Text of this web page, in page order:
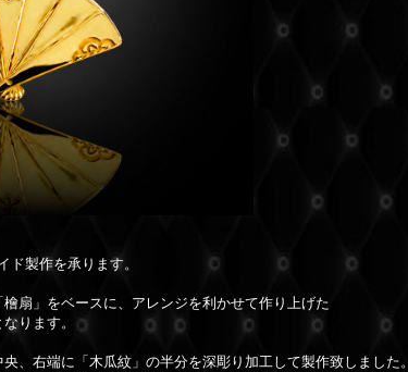
ド製作を承ります。
扇」をベースに、アレンジを利かせて作り上げた
ります。
、右端に「木瓜紋」の半分を深彫り加工して製作致しました。